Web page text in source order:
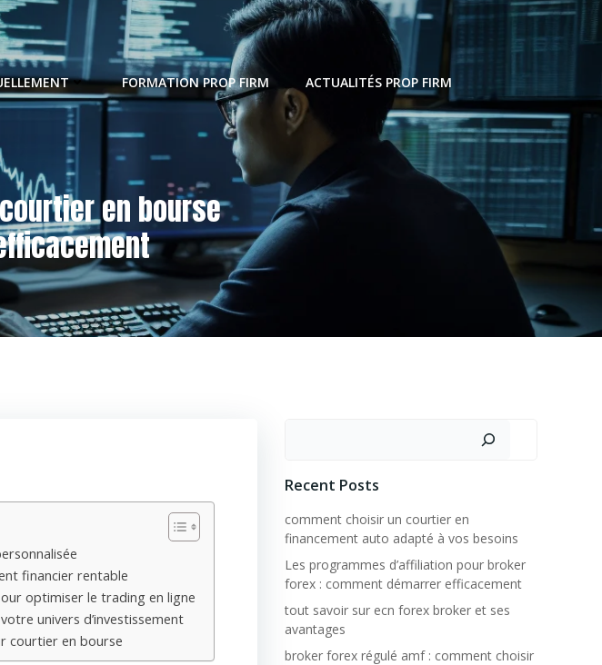
FORMATION PROP FIRM ACTUALITÉS PROP FIRM
en bourse
financier rentable
optimiser le trading en ligne
univers d’investissement
courtier en bourse
Recent Posts
comment choisir un courtier en
financement auto adapté à vos besoins
Les programmes d’affiliation pour broker
forex : comment démarrer efficacement
tout savoir sur ecn forex broker et ses
avantages
broker forex régulé amf : comment choisir